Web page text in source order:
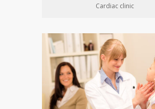
Cardiac clinic